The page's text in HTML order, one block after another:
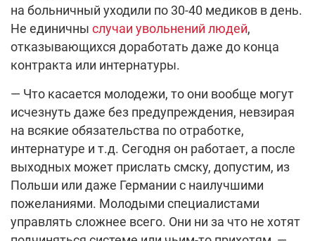
на больничный уходили по 30-40 медиков в день.
Не единичны случаи увольнений людей,
отказывающихся доработать даже до конца
контракта или интернатуры.
— Что касается молодежи, то они вообще могут
исчезнуть даже без предупреждения, невзирая
на всякие обязательства по отработке,
интернатуре и т.д. Сегодня он работает, а после
выходных может прислать смску, допустим, из
Польши или даже Германии с наилучшими
пожеланиями. Молодыми специалистами
управлять сложнее всего. Они ни за что не хотят